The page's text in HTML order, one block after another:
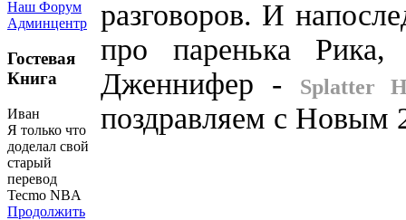
Наш Форум
Админцентр
Гостевая
Книга
Иван
Я только что
доделал свой
старый
перевод
Tecmo NBA
Продолжить
разговоров. И
про паренька Рика,
Дженнифер -
Splatter
поздравляем с Новым